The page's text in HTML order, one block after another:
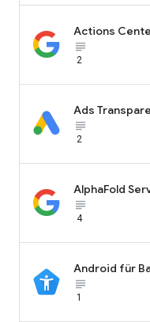
Actions
2
Ads
2
AlphaFold
4
Android für
1